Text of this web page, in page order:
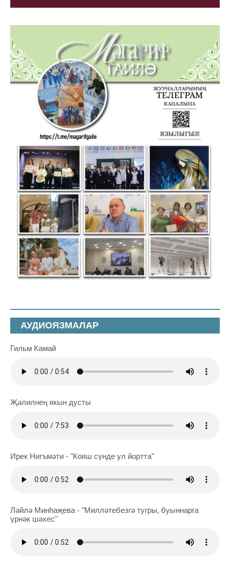
АУДИОЯЗМАЛАР
Гильм Камай
Җәлилнең якын дусты
Ирек Нигъмәти - "Кояш сүнде ул йортта"
Ләйлә Минһаҗева - "Милләтебезгә тугры, буыннарга
үрнәк шәхес"